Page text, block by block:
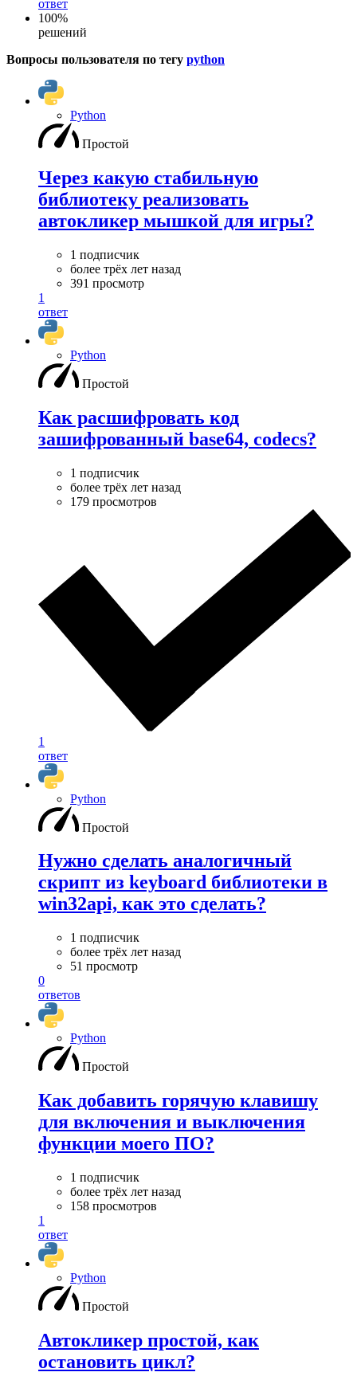
ответ
100%
решений
Вопросы пользователя по тегу python
Python
Простой
Через какую стабильную
библиотеку реализовать
автокликер мышкой для игры?
1 подписчик
более трёх лет назад
391 просмотр
1
ответ
Python
Простой
Как расшифровать код
зашифрованный base64, codecs?
1 подписчик
более трёх лет назад
179 просмотров
1
ответ
Python
Простой
Нужно сделать аналогичный
скрипт из keyboard библиотеки в
win32api, как это сделать?
1 подписчик
более трёх лет назад
51 просмотр
0
ответов
Python
Простой
Как добавить горячую клавишу
для включения и выключения
функции моего ПО?
1 подписчик
более трёх лет назад
158 просмотров
1
ответ
Python
Простой
Автокликер простой, как
остановить цикл?